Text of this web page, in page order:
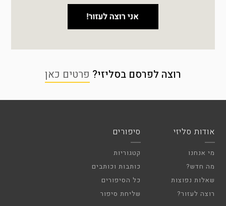
רוצה לפרסם בסליזי? פרטים כאן
אודות סליזי
מי אנחנו
מה חדש?
שאלות נפוצות
רוצה לעזור?
סיפורים
קטגוריות
כותבות וכותבים
כל הסיפורים
שליחת סיפור